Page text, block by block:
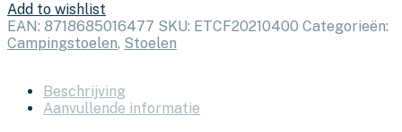
Add to wishlist
EAN: 8718685016477 SKU: ETCF20210400 Categorieën:
Campingstoelen, Stoelen
Beschrijving
Aanvullende informatie